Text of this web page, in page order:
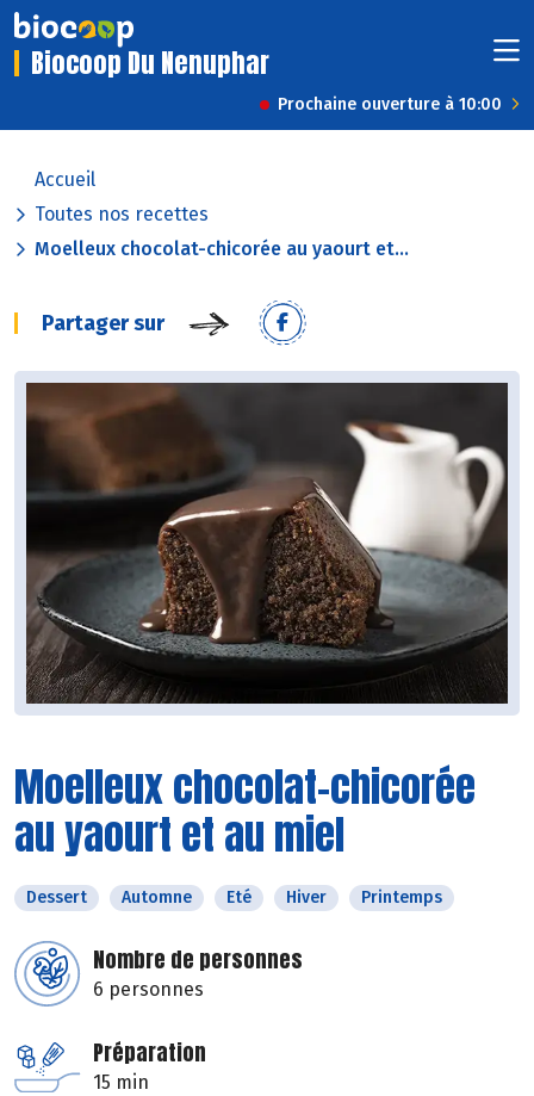
Biocoop Du Nenuphar
Prochaine ouverture à 10:00
Accueil
Toutes nos recettes
Moelleux chocolat-chicorée au yaourt et...
Partager sur
Moelleux chocolat-chicorée
au yaourt et au miel
Dessert Automne Eté Hiver Printemps
Nombre de personnes
6 personnes
Préparation
15 min